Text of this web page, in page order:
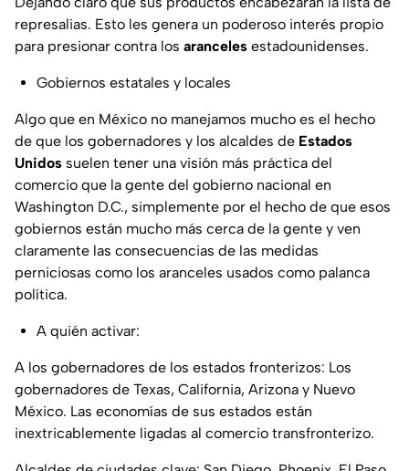
represalias. Esto les genera un poderoso interés propio
para presionar contra los aranceles estadounidenses.
Gobiernos estatales y locales
Algo que en México no manejamos mucho es el hecho
de que los gobernadores y los alcaldes de Estados
Unidos suelen tener una visión más práctica del
comercio que la gente del gobierno nacional en
Washington D.C., simplemente por el hecho de que esos
gobiernos están mucho más cerca de la gente y ven
claramente las consecuencias de las medidas
perniciosas como los aranceles usados como palanca
política.
A quién activar:
A los gobernadores de los estados fronterizos: Los
gobernadores de Texas, California, Arizona y Nuevo
México. Las economías de sus estados están
inextricablemente ligadas al comercio transfronterizo.